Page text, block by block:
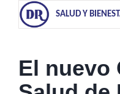
SALUD Y
El nuevo